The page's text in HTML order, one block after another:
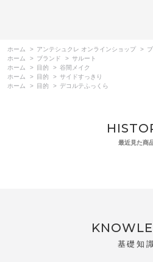
ホーム > アンテシュクレ オンラインショップ >
ホーム
> ブランド > サルート
ホーム
> 目的 > 谷間メイク
ホーム
> 目的 > サイドすっきり
ホーム
> 目的 > デコルテふっくら
最近見た商
基礎知